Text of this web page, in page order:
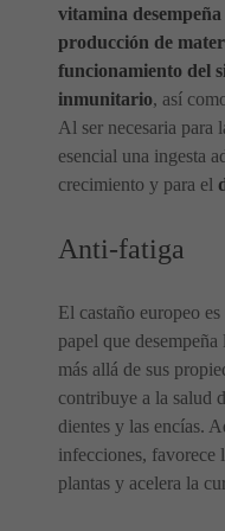
vitamina
producción de
funcionamiento del
inmunitario, así
Al ser necesaria para
esencial una ingesta
crecimiento y para el
Anti-fatiga
El castaño europeo
papel que
más allá de sus
contribuye a la salud
dientes y las encías.
infecciones, favorece
plantas y acelera la